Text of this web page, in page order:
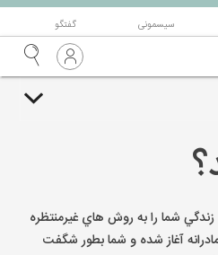
سیسمونی گفتگو
زندگي شما را به روش هاي غيرمنتظره
آغاز شده و شما بطور شگفت